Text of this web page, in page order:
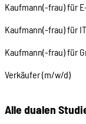
Kaufmann(-frau) für
Kaufmann(-frau) für
Kaufmann(-frau) für
Verkäufer (m/w/d)
Alle dualen